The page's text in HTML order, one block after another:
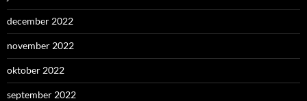
december 2022
november 2022
oktober 2022
september 2022